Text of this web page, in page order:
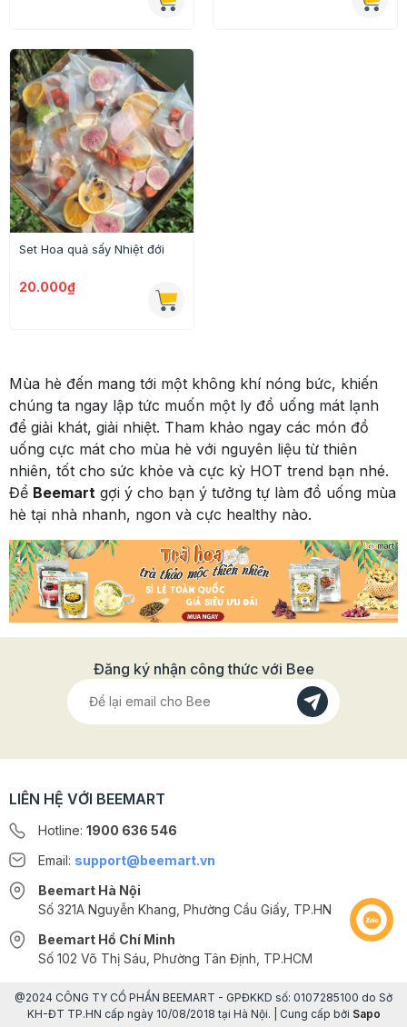
Set Hoa quả sấy Nhiệt đới
20.000₫
Mùa hè đến mang tới một không khí nóng bức, khiến
chúng ta ngay lập tức muốn một ly đồ uống mát lạnh
để giải khát, giải nhiệt. Tham khảo ngay các món đồ
uống cực mát cho mùa hè với nguyên liệu từ thiên
nhiên, tốt cho sức khỏe và cực kỳ HOT trend bạn nhé.
Để Beemart gợi ý cho bạn ý tưởng tự làm đồ uống mùa
hè tại nhà nhanh, ngon và cực healthy nào.
Đăng ký nhận công thức với Bee
LIÊN HỆ VỚI BEEMART
Hotline: 1900 636 546
Email: support@beemart.vn
Beemart Hà Nội
Số 321A Nguyễn Khang, Phường Cầu Giấy, TP.HN
Beemart Hồ Chí Minh
Số 102 Võ Thị Sáu, Phường Tân Định, TP.HCM
@2024 CÔNG TY CỔ PHẦN BEEMART - GPĐKKD số: 0107285100 do Sở
KH-ĐT TP.HN cấp ngày 10/08/2018 tại Hà Nội. | Cung cấp bởi Sapo